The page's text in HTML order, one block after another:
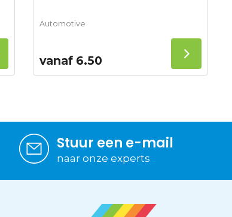
Automotive
vanaf 6.50
Stuur een e-mail
naar onze experts